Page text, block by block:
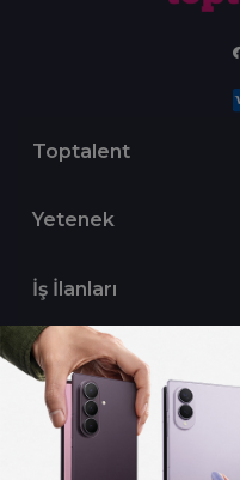
Toptalent
Yetenek
İş İlanları
Sertifika Programları
Yetenek Testleri